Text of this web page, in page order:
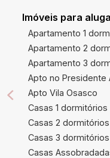
Imóveis para
Apartamento 1
Apartamento 2
Apartamento 3
Apto no Presidente
Apto Vila Osasco
Casas 1 dormitórios
Casas 2 dormitórios
Casas 3 dormitórios
Casas